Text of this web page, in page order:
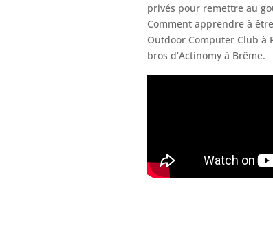
privés pour remettre au
Comment apprendre à
Outdoor Computer Club à
bros d’Actinomy à Brême.